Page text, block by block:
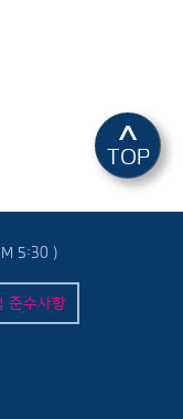
5:30 )
준수사항
^
TOP